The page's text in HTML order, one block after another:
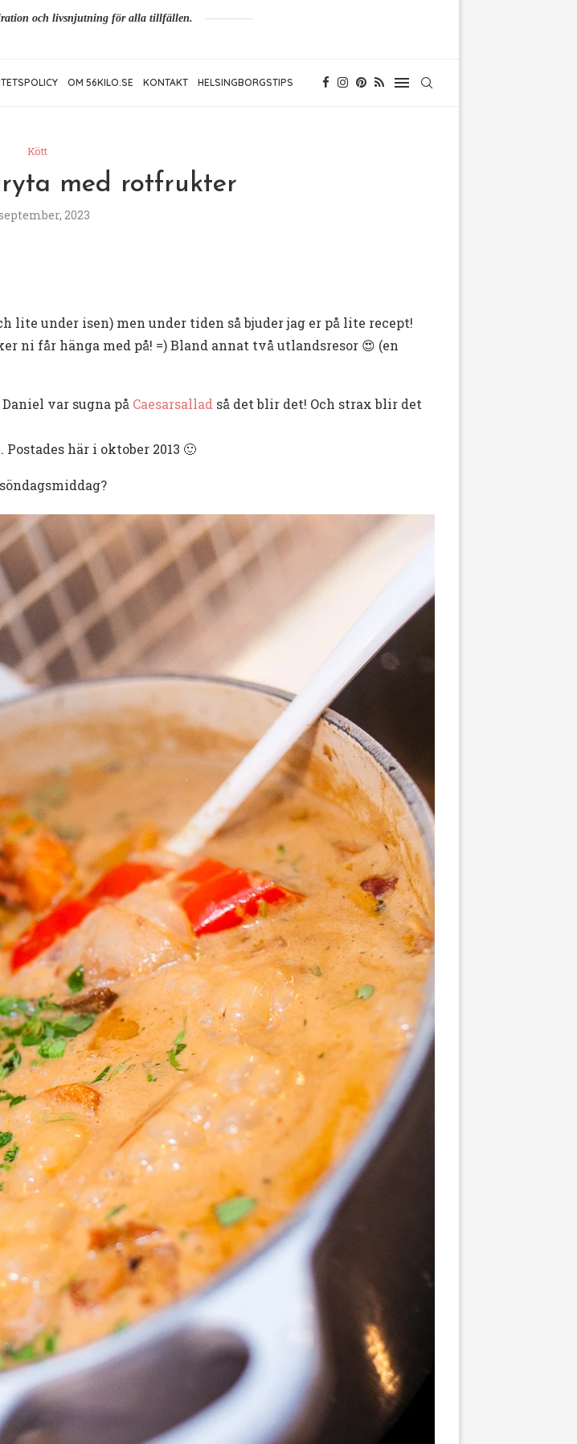
och livsnjutning för alla tillfällen.
OM 56KILO.SE KONTAKT HELSINGBORGSTIPS
Kött
med rotfrukter
2023
under isen) men under tiden så bjuder jag er på lite recept!
ni får hänga med på! =) Bland annat två utlandsresor 😍 (en
var sugna på Caesarsallad så det blir det! Och strax blir det
här i oktober 2013 🙂